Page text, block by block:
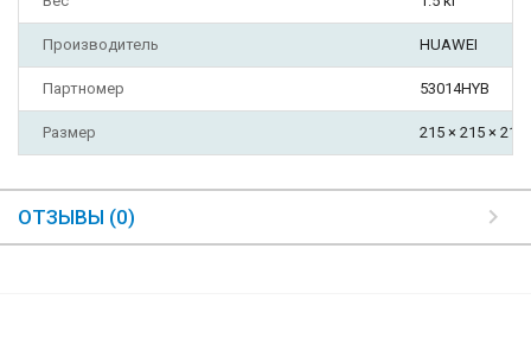
Производитель HUAWEI
Партномер 53014HYB
Размер 215 × 215 ×
ОТЗЫВЫ (0)